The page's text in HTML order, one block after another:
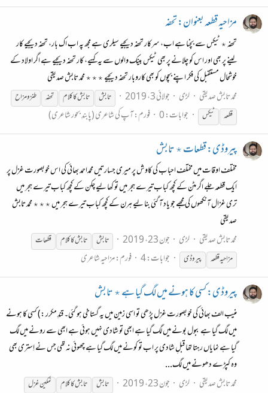
مزاحیہ قطعہ بعنوان: تحفہ
تحفہ ٭ ٹیکس سے بچنا ہے اب، سرکار تحفہ دیجیے سیلری ہے مجھ پہ اب اک بار، تحفہ دیجیے کار
لینے پر بھی اور اس کو چلانے پر بھی ٹیکس بینک والوں سے یہ کہیے، کار تحفہ دیجیے ہے اگر اولاد کے
خوشحال مستقبل کی فکر اپنے بچوں کو بھی کاروبار تحفہ دیجیے ٭٭٭ محمد تابش صدیقی
محمد تابش صدیقی
لڑی جولائی 3، 2019 تابش تابشکاکلام تحفہ
طنز و مزاح
قطعہ
ٹیکس جوابات: 0 فورم:آپ کی شاعری (پابندِ بحور شاعری)
پیروڈی: قطعات ٭ تابش
مختلف اوقات میں مختلف احباب کی کاوش پر میری جسارتیں محمداحمد بھائی کی اس خوبصورت غزل پر
ایک قطعہ جلے اگر مٹن کے کچھ کباب تیرے ہجر میں تو کھا لیے چکن کے کچھ کباب تیرے ہجر میں
تری غزال آنکھوں کی مجھے جو یاد آ گئی بنا لیے ہرن کے کچھ کباب تیرے ہجر میں ٭٭٭ محمد تابش
صدیقی
محمد تابش صدیقی
لڑی جون 23، 2019 تابش تابشکاکلام
قطعات
مزاحیہ قطعہ
پیروڈی جوابات: 4 فورم:مزاحیہ شاعری
پیروڈی: کسی کا ہونے میں لگ گیا ہے ٭ تابش
منیب الف بھائی کی خوبصورت غزل پڑھی تو اسی زمین میں یہ گستاخی ہو گئی۔ قندِ مکرر :) کسی کا ہونے
میں لگ گیا ہے ببول بونے میں لگ گیا ہے ابھی تو شادی نہیں ہوئی ہے ابھی سے رونے میں لگ
گیا ہے نمایاں رہتا تھا قبلِ شادی پر اب تو کونے میں لگ گیا ہے چھوئی نہ تھی جس نے اِستری بھی
وہ کپڑے دھونے میں لگ...
محمد تابش صدیقی
لڑی جون 23، 2019 تابش تابشکاکلام
نمکین غزل